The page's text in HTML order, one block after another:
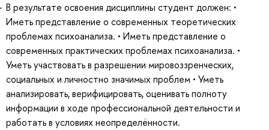
В результате освоения дисциплины студент должен: •
Иметь представление о современных теоретических
проблемах психоанализа. • Иметь представление о
современных практических проблемах психоанализа. •
Уметь участвовать в разрешении мировоззренческих,
социальных и личностно значимых проблем • Уметь
анализировать, верифицировать, оценивать полноту
информации в ходе профессиональной деятельности и
работать в условиях неопределённости.